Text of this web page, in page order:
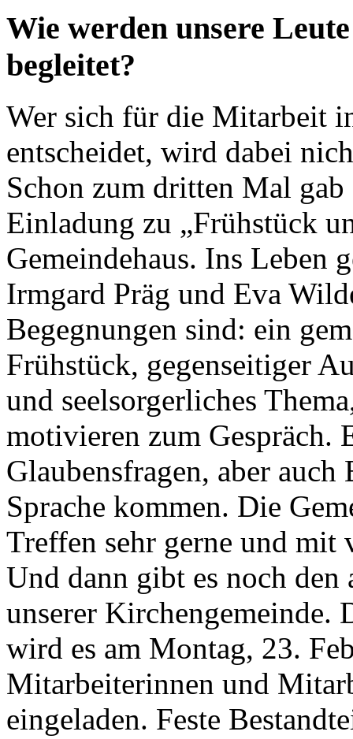
Wie werden unsere
begleitet?
Wer sich für die Mitarbeit
entscheidet, wird dabei
Schon zum dritten Mal
Einladung zu „Frühstück
Gemeindehaus. Ins Leben
Irmgard Präg und Eva
Begegnungen sind: ein
Frühstück, gegenseitiger
und seelsorgerliches
motivieren zum Gespräch.
Glaubensfragen, aber
Sprache kommen. Die
Treffen sehr gerne und mit
Und dann gibt es noch
unserer Kirchengemeinde.
wird es am Montag, 23.
Mitarbeiterinnen und
eingeladen. Feste